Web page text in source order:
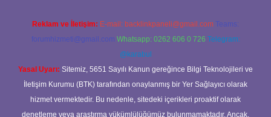
Reklam ve İletişim: E-mail: backlinkpaneli@gmail.com Teams:
forumhizmeti@gmail.com Whatsapp: 0262 606 0 726 Telegram:
@karabul
Yasal Uyarı: Sitemiz, 5651 Sayılı Kanun gereğince Bilgi Teknolojileri ve
İletişim Kurumu (BTK) tarafından onaylanmış bir Yer Sağlayıcı olarak
hizmet vermektedir. Bu nedenle, sitedeki içerikleri proaktif olarak
denetleme veya araştırma yükümlülüğümüz bulunmamaktadır. Ancak,